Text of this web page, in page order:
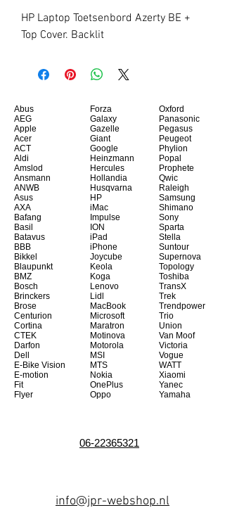
HP Laptop Toetsenbord Azerty BE +
Top Cover. Backlit
Abus
AEG
Apple
Acer
ACT
Aldi
Amslod
Ansmann
ANWB
Asus
AXA
Bafang
Basil
Batavus
BBB
Bikkel
Blaupunkt
BMZ
Bosch
Brinckers
Brose
Centurion
Cortina
CTEK
Darfon
Dell
E-Bike Vision
E-motion
Fit
Flyer
Forza
Galaxy
Gazelle
Giant
Google
Heinzmann
Hercules
Hollandia
Husqvarna
HP
iMac
Impulse
ION
iPad
iPhone
Joycube
Keola
Koga
Lenovo
Lidl
MacBook
Microsoft
Maratron
Motinova
Motorola
MSI
MTS
Nokia
OnePlus
Oppo
Oxford
Panasonic
Pegasus
Peugeot
Phylion
Popal
Prophete
Qwic
Raleigh
Samsung
Shimano
Sony
Sparta
Stella
Suntour
Supernova
Topology
Toshiba
TransX
Trek
Trendpower
Trio
Union
Van Moof
Victoria
Vogue
WATT
Xiaomi
Yanec
Yamaha
06-22365321
info@jpr-webshop.nl